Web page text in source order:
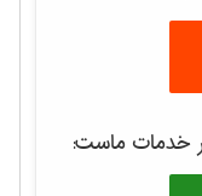
خدمات ماست: